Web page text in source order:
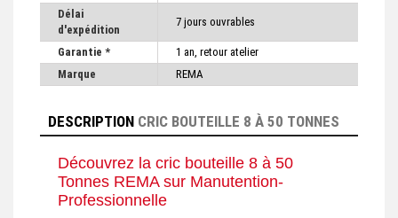
Délai
d'expédition
7 jours ouvrables
Garantie *
1 an, retour atelier
Marque
REMA
DESCRIPTION CRIC BOUTEILLE 8 À 50 TONNES
Découvrez la cric bouteille 8 à 50
Tonnes REMA sur Manutention-
Professionnelle